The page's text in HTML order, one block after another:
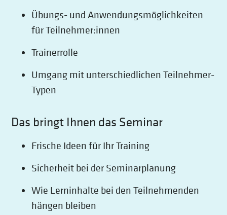
Übungs- und Anwendungsmöglichkeiten
für Teilnehmer:innen
Trainerrolle
Umgang mit unterschiedlichen Teilnehmer-
Typen
Das bringt Ihnen das Seminar
Frische Ideen für Ihr Training
Sicherheit bei der Seminarplanung
Wie Lerninhalte bei den Teilnehmenden
hängen bleiben